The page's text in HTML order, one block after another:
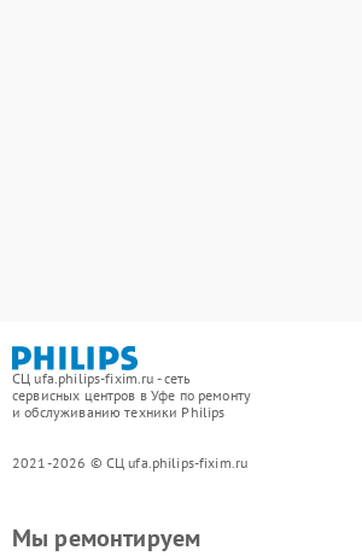
СЦ ufa.philips-fixim.ru - сеть
сервисных центров в Уфе по ремонту
и обслуживанию техники Philips
2021-2026 © СЦ ufa.philips-fixim.ru
Мы ремонтируем